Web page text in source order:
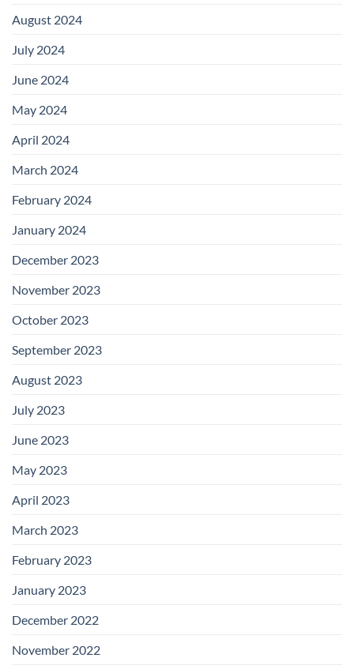
August 2024
July 2024
June 2024
May 2024
April 2024
March 2024
February 2024
January 2024
December 2023
November 2023
October 2023
September 2023
August 2023
July 2023
June 2023
May 2023
April 2023
March 2023
February 2023
January 2023
December 2022
November 2022